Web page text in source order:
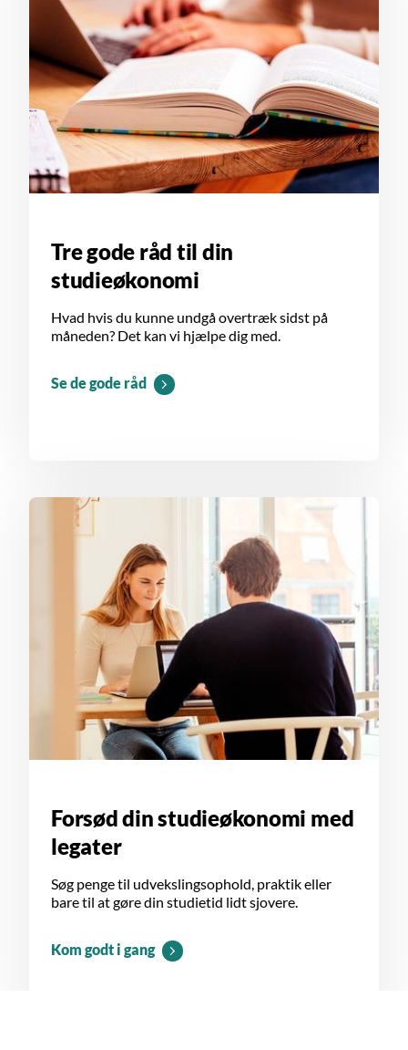
Tre gode råd til din
studieøkonomi
Hvad hvis du kunne undgå overtræk sidst på
måneden? Det kan vi hjælpe dig med.
Se de gode råd
Forsød din studieøkonomi med
legater
Søg penge til udvekslingsophold, praktik eller
bare til at gøre din studietid lidt sjovere.
Kom godt i gang